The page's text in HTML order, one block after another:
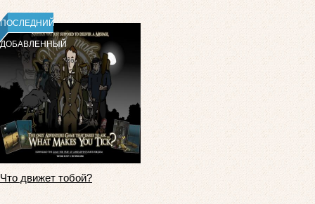
ПОСЛЕДНИЙ
ДОБАВЛЕННЫЙ
Что движет тобой?